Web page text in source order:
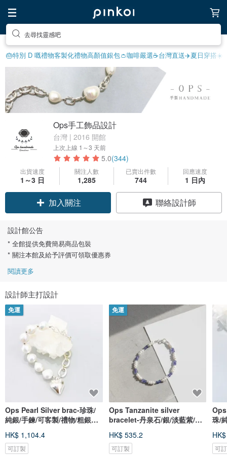
去尋找靈感吧
🎂特別 D 嘅禮物客製化禮物高顏值銀包👛咖啡嚴選☕️台灣直送✈️夏日穿搭☀️
Ops手工飾品設計
台灣 | 2016 開館
上次上線 1～3 天前
5.0(344)
出貨速度
1～3 日
關注人數
1,285
已賣出件數
744
回應速度
1 日內
領優惠券
加入關注
聯絡設計師
設計館公告
* 全館提供免費簡易商品包裝
* 關注本館及給予評價可領取優惠券
閱讀更多
設計師主打設計
免運
Ops Pearl Silver brac-珍珠/
純銀/手鍊/可客製/禮物/粗銀鍊/
HK$ 1,104.4
可訂製
免運
Ops Tanzanite silver
bracelet-丹泉石/銀/淡藍紫/珍
HK$ 535.2
可訂製
珠/
可